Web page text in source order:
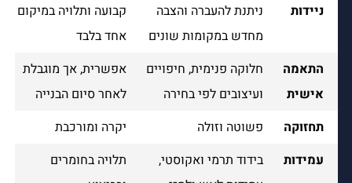
ניידות
ניתנת להעברה והצבה
מחדש במקומות שונים
קבועה ותלויה במיקום
אחד בלבד
התאמה
אישית
חלוקה פנימית, חיפויים
ועיצובים לפי בחירה
אפשרית, אך מוגבלת
לאחר סיום הבנייה
תחזוקה
פשוטה וזולה
יקרה ומורכבת
עמידות
בידוד תרמי ואקוסטי,
תלויה בחומרים